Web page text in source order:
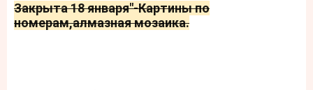
Закрыта 18 января"-Картины по
номерам,алмазная мозаика.